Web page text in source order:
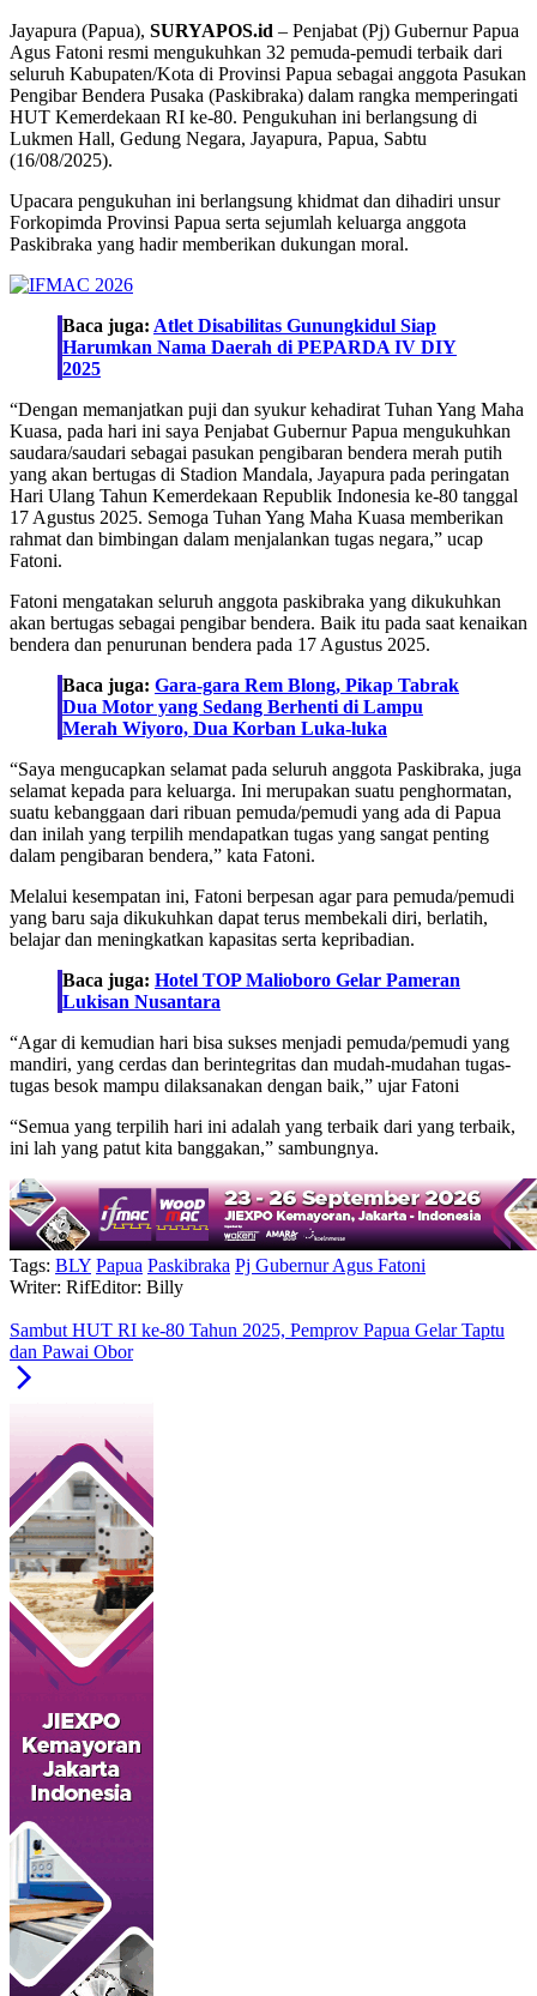
Jayapura (Papua), SURYAPOS.id – Penjabat (Pj) Gubernur Papua
Agus Fatoni resmi mengukuhkan 32 pemuda-pemudi terbaik dari
seluruh Kabupaten/Kota di Provinsi Papua sebagai anggota Pasukan
Pengibar Bendera Pusaka (Paskibraka) dalam rangka memperingati
HUT Kemerdekaan RI ke-80. Pengukuhan ini berlangsung di
Lukmen Hall, Gedung Negara, Jayapura, Papua, Sabtu
(16/08/2025).
Upacara pengukuhan ini berlangsung khidmat dan dihadiri unsur
Forkopimda Provinsi Papua serta sejumlah keluarga anggota
Paskibraka yang hadir memberikan dukungan moral.
Baca juga: Atlet Disabilitas Gunungkidul Siap
Harumkan Nama Daerah di PEPARDA IV DIY
2025
“Dengan memanjatkan puji dan syukur kehadirat Tuhan Yang Maha
Kuasa, pada hari ini saya Penjabat Gubernur Papua mengukuhkan
saudara/saudari sebagai pasukan pengibaran bendera merah putih
yang akan bertugas di Stadion Mandala, Jayapura pada peringatan
Hari Ulang Tahun Kemerdekaan Republik Indonesia ke-80 tanggal
17 Agustus 2025. Semoga Tuhan Yang Maha Kuasa memberikan
rahmat dan bimbingan dalam menjalankan tugas negara,” ucap
Fatoni.
Fatoni mengatakan seluruh anggota paskibraka yang dikukuhkan
akan bertugas sebagai pengibar bendera. Baik itu pada saat kenaikan
bendera dan penurunan bendera pada 17 Agustus 2025.
Baca juga: Gara-gara Rem Blong, Pikap Tabrak
Dua Motor yang Sedang Berhenti di Lampu
Merah Wiyoro, Dua Korban Luka-luka
“Saya mengucapkan selamat pada seluruh anggota Paskibraka, juga
selamat kepada para keluarga. Ini merupakan suatu penghormatan,
suatu kebanggaan dari ribuan pemuda/pemudi yang ada di Papua
dan inilah yang terpilih mendapatkan tugas yang sangat penting
dalam pengibaran bendera,” kata Fatoni.
Melalui kesempatan ini, Fatoni berpesan agar para pemuda/pemudi
yang baru saja dikukuhkan dapat terus membekali diri, berlatih,
belajar dan meningkatkan kapasitas serta kepribadian.
Baca juga: Hotel TOP Malioboro Gelar Pameran
Lukisan Nusantara
“Agar di kemudian hari bisa sukses menjadi pemuda/pemudi yang
mandiri, yang cerdas dan berintegritas dan mudah-mudahan tugas-
tugas besok mampu dilaksanakan dengan baik,” ujar Fatoni
“Semua yang terpilih hari ini adalah yang terbaik dari yang terbaik,
ini lah yang patut kita banggakan,” sambungnya.
Tags: BLY Papua Paskibraka Pj Gubernur Agus Fatoni
Writer: RifEditor: Billy
Sambut HUT RI ke-80 Tahun 2025, Pemprov Papua Gelar Taptu
dan Pawai Obor